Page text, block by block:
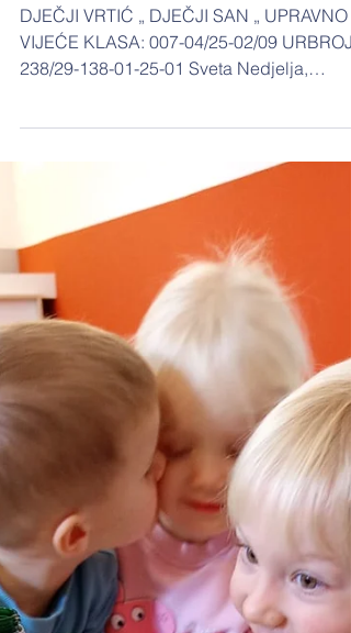
14. sij 1 min čitanja
Obavijesti
OBAVIJEST
RODITELJIMA
DJEČJI VRTIĆ „ DJEČJI SAN „ UPRAVNO
VIJEĆE KLASA: 007-04/25-02/09 URBROJ:
238/29-138-01-25-01 Sveta Nedjelja,
09.prosinca 2025. godine Na temelju članka
44. Statuta dječjeg vrtića Dječji san ,
Upravno vijeće na svojoj 34. sjednici
održanoj 08. prosinca 2025. godine donosi
O D L U K U o povećanju ekonomske cijene
desetsatnog programa u Dječjem vrtiću „
Dječji San „ I Upravno vijeće vrtića donijelo
je Odluku o povećanju ekonomske cijene
Vrtića iz razloga što su se